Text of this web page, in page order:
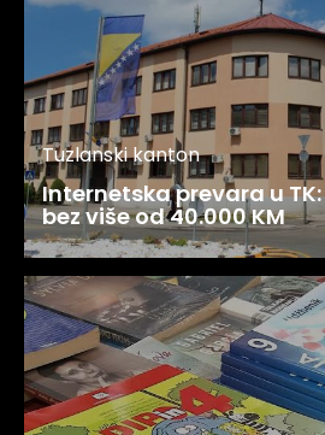
Tuzlanski kanton
Internetska prevara u
bez više od 40.000 KM